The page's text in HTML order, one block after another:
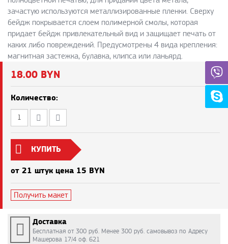
зачастую используются металлизированные пленки. Сверху
бейдж покрывается слоем полимерной смолы, которая
придает бейдж привлекательный вид и защищает печать от
каких либо повреждений. Предусмотрены 4 вида крепления:
магнитная застежка, булавка, клипса или ланьярд.
18.00 BYN
Количество:
КУПИТЬ
от 21 штук цена 15 BYN
Получить макет
Доставка
Бесплатная от 300 руб. Менее 300 руб. самовывоз по Адресу
Машерова 17/4 оф. 621